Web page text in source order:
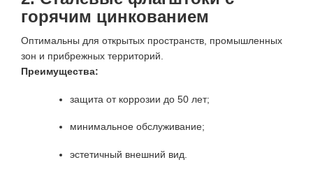
горячим цинкованием
Оптимальны для открытых пространств, промышленных
зон и прибрежных территорий.
Преимущества:
защита от коррозии до 50 лет;
минимальное обслуживание;
эстетичный внешний вид.